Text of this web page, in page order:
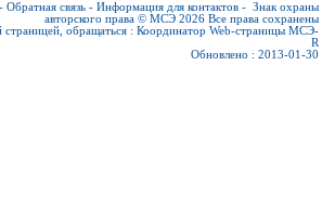
- Обратная связь - Информация для контактов - Знак охраны
авторского права © МСЭ 2026 Все права сохранены
обращаться : Координатор Web-страницы МСЭ-
R
Обновлено : 2013-01-30